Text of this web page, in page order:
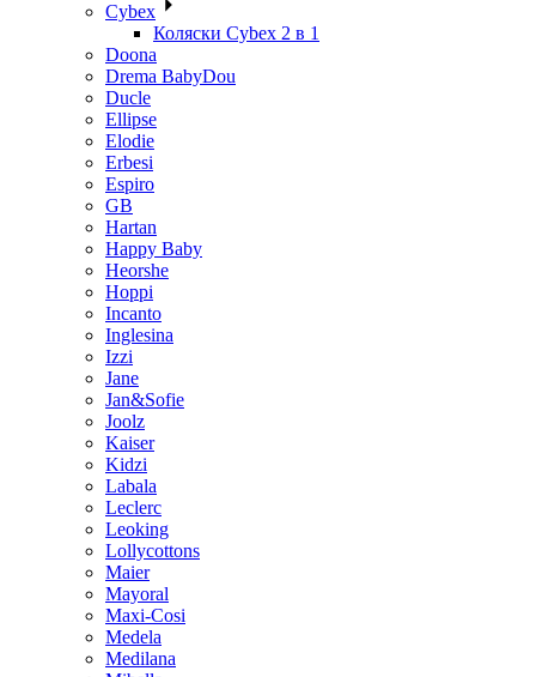
Cybex
Коляски Cybex 2 в 1
Doona
Drema BabyDou
Ducle
Ellipse
Elodie
Erbesi
Espiro
GB
Hartan
Happy Baby
Heorshe
Hoppi
Incanto
Inglesina
Izzi
Jane
Jan&Sofie
Joolz
Kaiser
Kidzi
Labala
Leclerc
Leoking
Lollycottons
Maier
Mayoral
Maxi-Cosi
Medela
Medilana